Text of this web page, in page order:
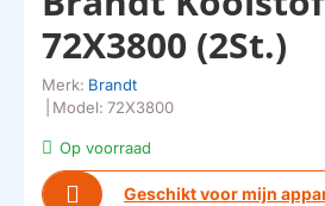
Op voorraad
Geschikt voor mijn
72X3800 (2St.)
Merk: Brandt
Model: 72X3800